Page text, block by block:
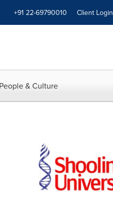
+91 22-69790010 Client Login
People & Culture